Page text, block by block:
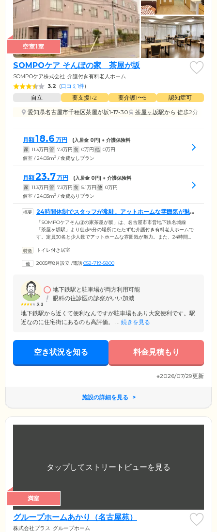
空室1室
SOMPOケア そんぽの家 茶屋が坂
SOMPOケア株式会社 介護付き有料老人ホーム
3.2 (口コミ1件)
自立 要支援1•2 要介護1〜5
認知症可
愛知県名古屋市千種区茶屋が坂1-17-30
茶屋ヶ坂駅から 徒歩2分
月額18.6 万円 (入居金 0円) + 介護保険料
家 11.3万円 管 7.3万円 食 0万円 他 0万円
個室 / 24.03m2 / 食費なしプラン
月額23.7万円 (入居金 0円) + 介護保険料
家 11.3万円 管 7.3万円 食 5.1万円 他 0万円
個室 / 24.03m2 / 食費ありプラン
24時間体制でスタッフが常駐。アットホームな雰囲気が魅
力のホームです
「SOMPOケアそんぽの家茶屋が坂」は、名古屋市市営地下鉄名城線
「茶屋ヶ坂駅」より徒歩5分の場所にたたずむ介護付き有料老人ホームで
す。定員30名と少人数でアットホームな雰囲気が魅力。また、24時間体
日常生活のサポートを行っています。日中は看護師が常駐。近隣の協力
時の対応を行っていますので、安心してお過ごしいただけます。のびの
トイレ付き居室
2005年8月設立 /電話052-719-5800
3.2
地下鉄駅と駐車場が両方利用可能
眼科の往診医の診察がいい加減
地下鉄駅から近くて便利なんですが駐車場もあり大変便利です。駅
近なのに住宅街にあるのも高評価。 ... 続きを見る
空き状況を知る 料金見積もり
※2026/07/29更新
施設の詳細を見る
満室
グループホームあかり（名古屋苑）
株式会社プラス グループホーム